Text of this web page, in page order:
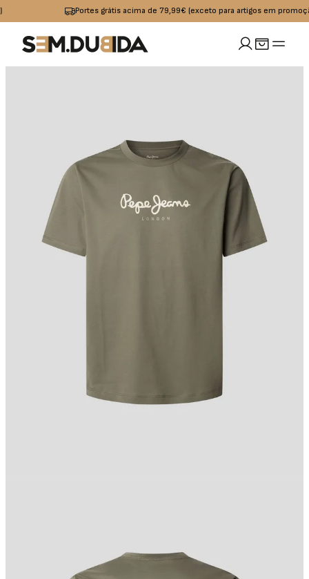
Portes grátis acima de 79,99€ (exceto para artigos em promoção)
Calças
Calções
Praia
Sandalias I
Boxers
Bones
OUTLET
MULHER